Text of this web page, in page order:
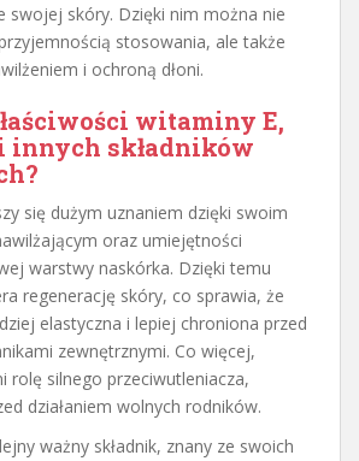
swojej skóry. Dzięki nim można nie
stosowania, ale także
i ochroną dłoni.
witaminy E,
innych składników
się dużym uznaniem dzięki swoim
oraz umiejętności
warstwy naskórka. Dzięki temu
regenerację skóry, co sprawia, że
elastyczna i lepiej chroniona przed
zewnętrznymi. Co więcej,
rolę silnego przeciwutleniacza,
działaniem wolnych rodników.
ważny składnik, znany ze swoich